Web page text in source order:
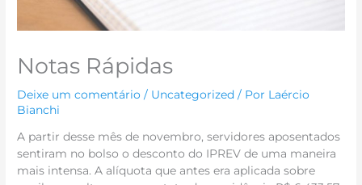
Notas Rápidas
Deixe um comentário / Uncategorized / Por Laércio
Bianchi
A partir desse mês de novembro, servidores aposentados
sentiram no bolso o desconto do IPREV de uma maneira
mais intensa. A alíquota que antes era aplicada sobre